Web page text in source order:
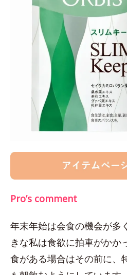
Pro’s comment
年末年始は会食の機会が多
きな私は食欲に拍車がか
食がある場合はその前に、